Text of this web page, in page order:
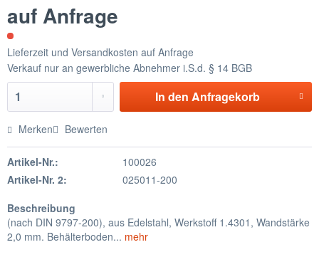
auf Anfrage
Lieferzeit und Versandkosten auf Anfrage
Verkauf nur an gewerbliche Abnehmer i.S.d. § 14 BGB
In den Anfragekorb
Merken Bewerten
Artikel-Nr.:
100026
Artikel-Nr. 2:
025011-200
Beschreibung
(nach DIN 9797-200), aus Edelstahl, Werkstoff 1.4301, Wandstärke
2,0 mm. Behälterboden... mehr